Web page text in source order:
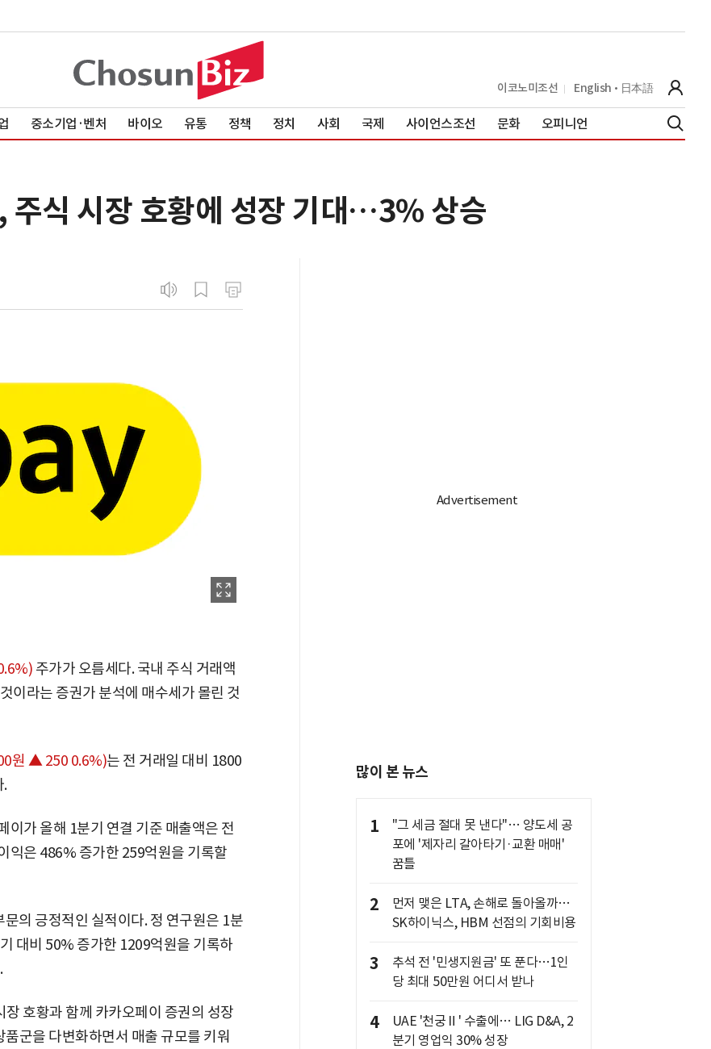
이코노미조선 English 日本語
중소기업·벤처 바이오 유통 정책 정치 사회 국제 사이언스조선 문화 오피니언
주식 시장 호황에 성장 기대…3% 상승
주가가 오름세다. 국내 주식 거래액
이라는 증권가 분석에 매수세가 몰린 것
원 ▲ 250 0.6%)는 전 거래일 대비 1800
.
이가 올해 1분기 연결 기준 매출액은 전
익은 486% 증가한 259억원을 기록할
의 긍정적인 실적이다. 정 연구원은 1분
대비 50% 증가한 1209억원을 기록하
호황과 함께 카카오페이 증권의 성장
군을 다변화하면서 매출 규모를 키워
많이 본 뉴스
1
"그 세금 절대 못 낸다"… 양도세 공
포에 '제자리 갈아타기·교환 매매'
꿈틀
2
먼저 맺은 LTA, 손해로 돌아올까…
SK하이닉스, HBM 선점의 기회비용
3
추석 전 '민생지원금' 또 푼다…1인
당 최대 50만원 어디서 받나
4
UAE '천궁Ⅱ' 수출에… LIG D&A, 2
분기 영업익 30% 성장